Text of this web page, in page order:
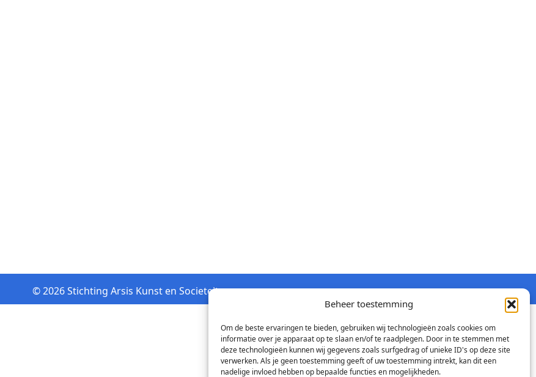
Beheer toestemming
Om de beste ervaringen te bieden, gebruiken wij technologieën zoals cookies om
informatie over je apparaat op te slaan en/of te raadplegen. Door in te stemmen met
deze technologieën kunnen wij gegevens zoals surfgedrag of unieke ID's op deze site
verwerken. Als je geen toestemming geeft of uw toestemming intrekt, kan dit een
nadelige invloed hebben op bepaalde functies en mogelijkheden.
© 2026 Stichting Arsis Kunst en Societeit